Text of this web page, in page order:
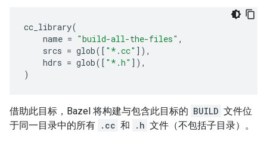
cc_library(
name = "build-all-the-files" ,
srcs = glob([ "*.cc" ]),
hdrs = glob([ "*.h" ]),
)
借助此目标，Bazel 将构建与包含此目标的 BUILD 文件位
于同一目录中的所有 .cc 和 .h 文件（不包括子目录）。